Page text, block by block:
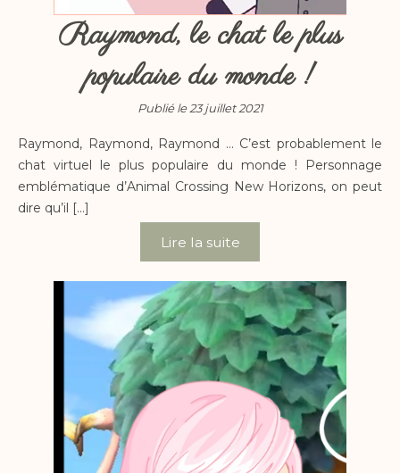
Raymond, le chat le plus
populaire du monde !
Publié le 23 juillet 2021
Raymond, Raymond, Raymond … C’est probablement le
chat virtuel le plus populaire du monde ! Personnage
emblématique d’Animal Crossing New Horizons, on peut
dire qu’il […]
Lire la suite